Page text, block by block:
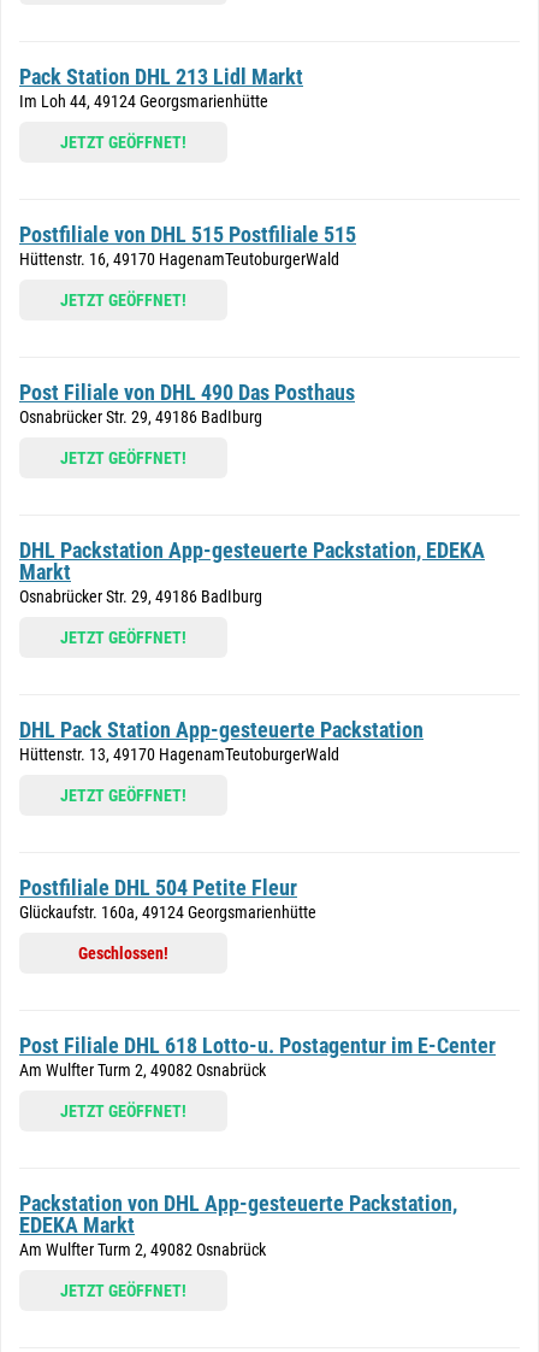
Pack Station DHL 213 Lidl Markt
Im Loh 44, 49124 Georgsmarienhütte
JETZT GEÖFFNET!
Postfiliale von DHL 515 Postfiliale 515
Hüttenstr. 16, 49170 HagenamTeutoburgerWald
JETZT GEÖFFNET!
Post Filiale von DHL 490 Das Posthaus
Osnabrücker Str. 29, 49186 BadIburg
JETZT GEÖFFNET!
DHL Packstation App-gesteuerte Packstation, EDEKA
Markt
Osnabrücker Str. 29, 49186 BadIburg
JETZT GEÖFFNET!
DHL Pack Station App-gesteuerte Packstation
Hüttenstr. 13, 49170 HagenamTeutoburgerWald
JETZT GEÖFFNET!
Postfiliale DHL 504 Petite Fleur
Glückaufstr. 160a, 49124 Georgsmarienhütte
Geschlossen!
Post Filiale DHL 618 Lotto-u. Postagentur im E-Center
Am Wulfter Turm 2, 49082 Osnabrück
JETZT GEÖFFNET!
Packstation von DHL App-gesteuerte Packstation,
EDEKA Markt
Am Wulfter Turm 2, 49082 Osnabrück
JETZT GEÖFFNET!